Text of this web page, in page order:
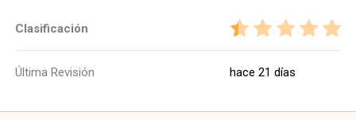
Clasificación
Última Revisión hace 21 días